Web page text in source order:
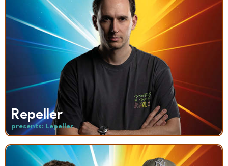
Repeller
presents: Lepeller